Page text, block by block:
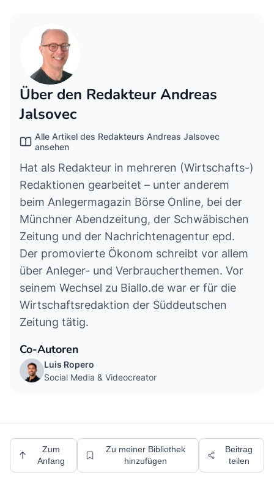
Über den Redakteur Andreas
Jalsovec
Alle Artikel des Redakteurs Andreas Jalsovec
ansehen
Hat als Redakteur in mehreren (Wirtschafts-)
Redaktionen gearbeitet – unter anderem
beim Anlegermagazin Börse Online, bei der
Münchner Abendzeitung, der Schwäbischen
Zeitung und der Nachrichtenagentur epd.
Der promovierte Ökonom schreibt vor allem
über Anleger- und Verbraucherthemen. Vor
seinem Wechsel zu Biallo.de war er für die
Wirtschaftsredaktion der Süddeutschen
Zeitung tätig.
Co-Autoren
Luis Ropero
Social Media & Videocreator
Zum
Anfang
Zu meiner Bibliothek
hinzufügen
Beitrag
teilen